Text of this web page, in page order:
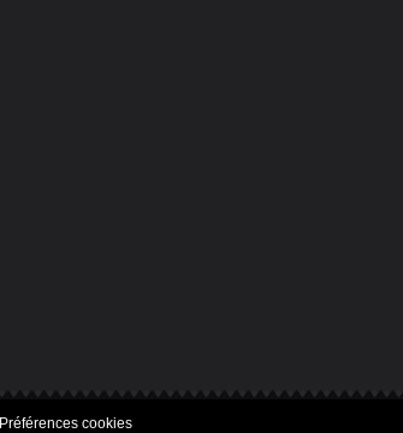
Préférences cookies